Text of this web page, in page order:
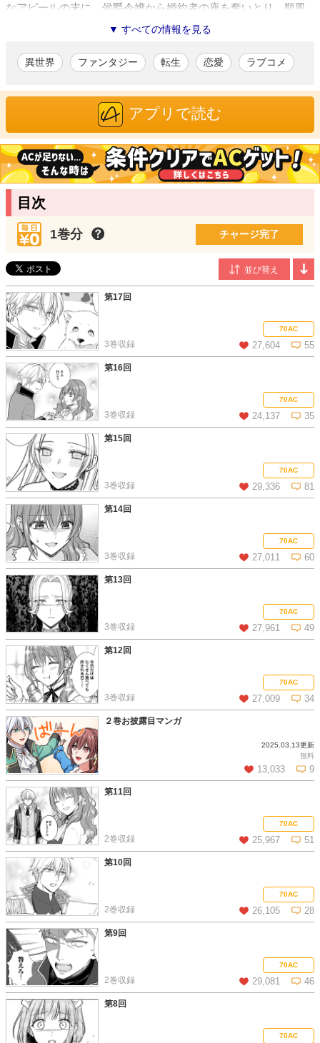
なアピールの末に、侯爵令嬢から婚約者の座を奪いとり、順風
満帆な日々が待っている……かと思われた。しかし、頭を強く
打ったことで前世の記憶が蘇り…自分自身が大嫌いな「ぶりっ
子」であることに気付く！可愛いだけで人の恋人を誘惑する女
も、誘惑される男も大嫌い!! それは周囲の人間も同じらしく、
しまったことは仕方がない。どうにか、王太子の評判を上げ、
侯爵令嬢との仲を元に戻して、自分は穏便に退場しようと奮闘
するけれど――!?
杠葉こゆき/漫画
アルファポリス第16回漫画大賞春の陣で奨励賞を受賞。アルファ
ポリスでコミカライズデビュー。焼肉が大好物、漫画を読むのも
描くのも両方好き。
天冨 七緒/原作
2022年アルファポリス第15回恋愛小説大賞にて『うそっ、侯爵令
嬢を押し退けて王子に近づき婚約者(仮)になった女に転生？しか
も今日から王妃教育ですって？』が優秀賞を受賞。2023年、同作
で出版デビュー。
▼ すべての情報を見る
異世界 ファンタジー 転生 恋愛 ラブコメ
アプリで読む
目次
1巻分 チャージ完了
第17回
70AC
27,604 55
3巻収録
この話を読む コメントを見る
第16回
70AC
24,137 35
3巻収録
この話を読む コメントを見る
第15回
70AC
29,336 81
3巻収録
この話を読む コメントを見る
第14回
70AC
27,011 60
3巻収録
この話を読む コメントを見る
第13回
70AC
27,961 49
3巻収録
この話を読む コメントを見る
第12回
70AC
27,009 34
3巻収録
この話を読む コメントを見る
２巻お披露目マンガ
2025.03.13更新
無料
13,033 9
この話を読む コメントを見る
第11回
70AC
25,967 51
2巻収録
この話を読む コメントを見る
第10回
70AC
26,105 28
2巻収録
この話を読む コメントを見る
第9回
70AC
29,081 46
2巻収録
この話を読む コメントを見る
第8回
70AC